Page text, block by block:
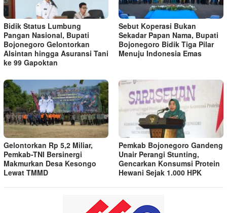
Bidik Status Lumbung
Pangan Nasional, Bupati
Bojonegoro Gelontorkan
Alsintan hingga Asuransi Tani
ke 99 Gapoktan
Sebut Koperasi Bukan
Sekadar Papan Nama, Bupati
Bojonegoro Bidik Tiga Pilar
Menuju Indonesia Emas
Gelontorkan Rp 5,2 Miliar,
Pemkab-TNI Bersinergi
Makmurkan Desa Kesongo
Lewat TMMD
Pemkab Bojonegoro Gandeng
Unair Perangi Stunting,
Gencarkan Konsumsi Protein
Hewani Sejak 1.000 HPK